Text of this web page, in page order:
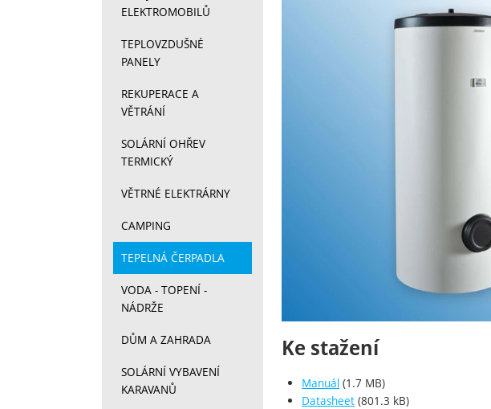
Ke stažení
Manuál (1.7 MB)
Datasheet (801.3 kB)
ELEKTROMOBILŮ
TEPLOVZDUŠNÉ
PANELY
REKUPERACE A
VĚTRÁNÍ
SOLÁRNÍ OHŘEV
TERMICKÝ
VĚTRNÉ ELEKTRÁRNY
CAMPING
TEPELNÁ ČERPADLA
VODA - TOPENÍ -
NÁDRŽE
DŮM A ZAHRADA
SOLÁRNÍ VYBAVENÍ
KARAVANŮ